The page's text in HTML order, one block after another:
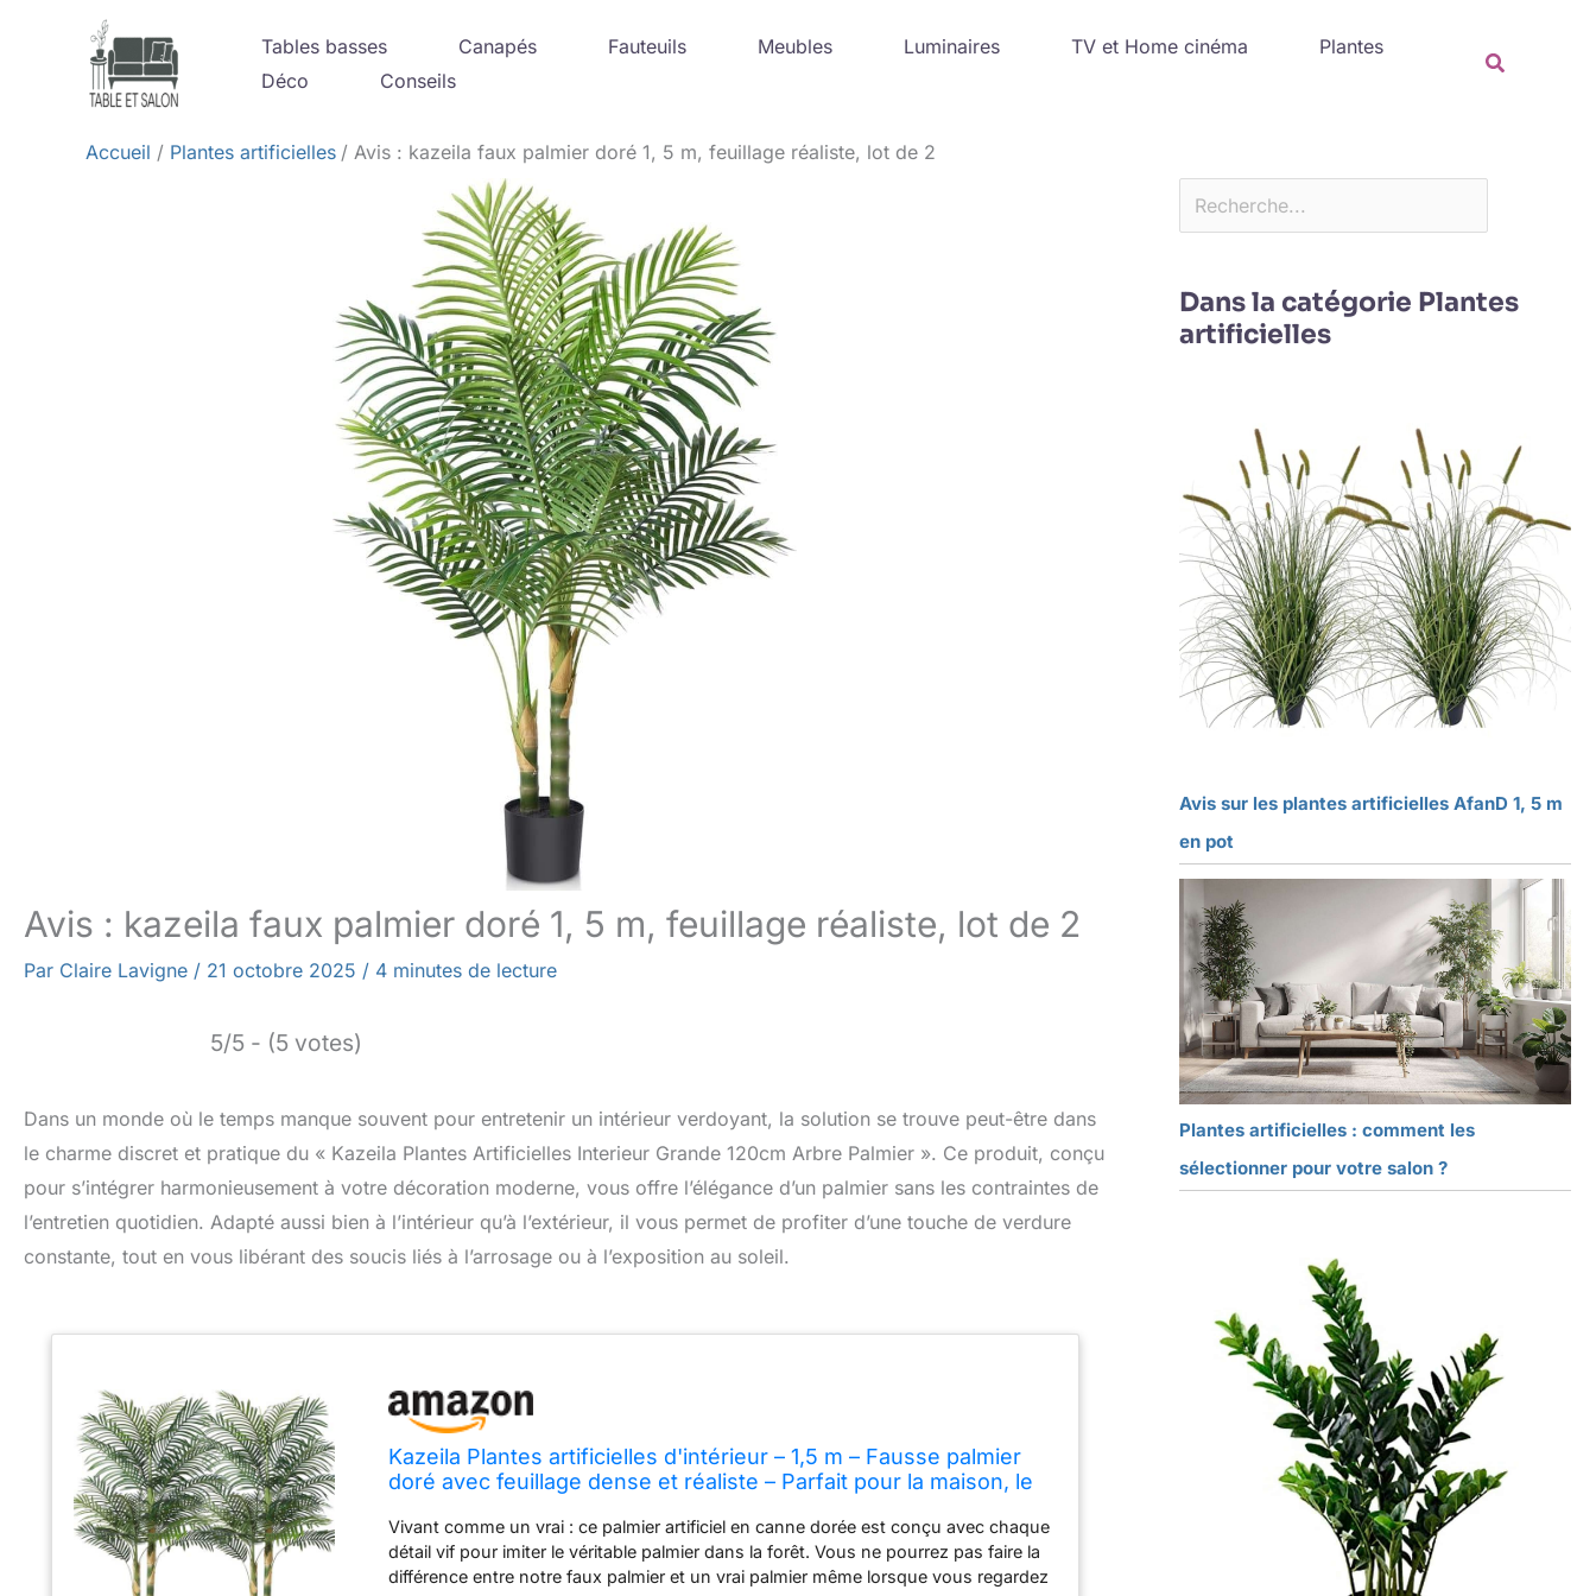
Tables basses Canapés Fauteuils Meubles Luminaires TV et Home cinéma
Plantes
Déco
Conseils
Accueil Plantes artificielles Avis : kazeila faux palmier doré 1, 5 m, feuillage réaliste, lot de 2
Avis : kazeila faux palmier doré 1, 5 m, feuillage réaliste, lot de 2
Par Claire Lavigne / 21 octobre 2025 / 4 minutes de lecture
5/5 - (5 votes)
Dans un monde où le temps manque souvent pour entretenir un intérieur verdoyant, la solution se trouve peut-être dans
le charme discret et pratique du « Kazeila Plantes Artificielles Interieur Grande 120cm Arbre Palmier ». Ce produit, conçu
pour s’intégrer harmonieusement à votre décoration moderne, vous offre l’élégance d’un palmier sans les contraintes de
l’entretien quotidien. Adapté aussi bien à l’intérieur qu’à l’extérieur, il vous permet de profiter d’une touche de verdure
constante, tout en vous libérant des soucis liés à l’arrosage ou à l’exposition au soleil.
Kazeila Plantes artificielles d'intérieur – 1,5 m – Fausse palmier
doré avec feuillage dense et réaliste – Parfait pour la maison, le
Vivant comme un vrai : ce palmier artificiel en canne dorée est conçu avec chaque
détail vif pour imiter le véritable palmier dans la forêt. Vous ne pourrez pas faire la
différence entre notre faux palmier et un vrai palmier même lorsque vous regardez
Dans la catégorie Plantes
artificielles
Avis sur les plantes artificielles AfanD 1, 5 m
en pot
Plantes artificielles : comment les
sélectionner pour votre salon ?